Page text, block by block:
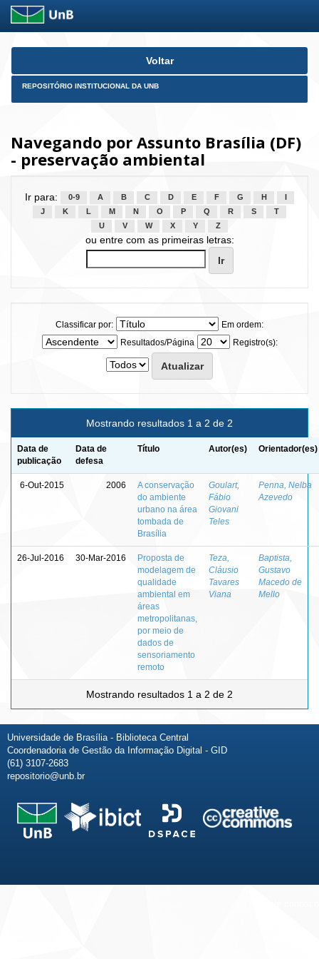
Skip
Voltar
REPOSITÓRIO INSTITUCIONAL DA UNB
Navegando por Assunto Brasília (DF)
- preservação ambiental
Ir para: 0-9 A B C D E F G H
J
K L M N O P Q R S
T
U
V W X Y Z
ou entre com as primeiras letras:
Classificar por:
Em ordem:
Resultados/Página
Registro(s):
Mostrando resultados 1 a 2 de 2
Data de
publicação
Data de
defesa
Título Autor(es) Orientador(es)
6-Out-2015 2006
A conservação
do ambiente
urbano na área
tombada de
Brasília
Goulart,
Fábio
Giovani
Teles
Penna, Nelba
Azevedo
26-Jul-2016 30-Mar-2016
Proposta de
modelagem de
qualidade
ambiental em
áreas
metropolitanas,
por meio de
dados de
sensoriamento
remoto
Teza,
Cláusio
Tavares
Viana
Baptista,
Gustavo
Macedo de
Mello
Mostrando resultados 1 a 2 de 2
Universidade de Brasília - Biblioteca Central
Coordenadoria de Gestão da Informação Digital - GID
(61) 3107-2683
repositorio@unb.br